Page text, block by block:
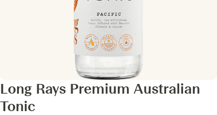
Long Rays Premium Australian
Tonic